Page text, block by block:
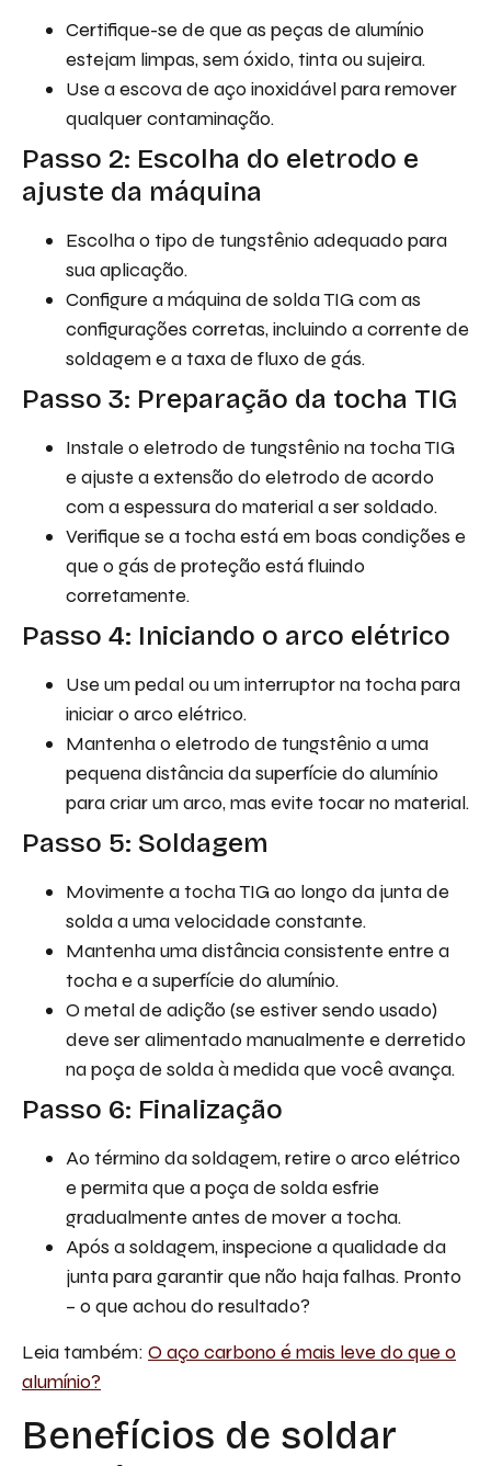
Certifique-se de que as peças de alumínio
estejam limpas, sem óxido, tinta ou sujeira.
Use a escova de aço inoxidável para remover
qualquer contaminação.
Passo 2: Escolha do eletrodo e
ajuste da máquina
Escolha o tipo de tungstênio adequado para
sua aplicação.
Configure a máquina de solda TIG com as
configurações corretas, incluindo a corrente de
soldagem e a taxa de fluxo de gás.
Passo 3: Preparação da tocha TIG
Instale o eletrodo de tungstênio na tocha TIG
e ajuste a extensão do eletrodo de acordo
com a espessura do material a ser soldado.
Verifique se a tocha está em boas condições e
que o gás de proteção está fluindo
corretamente.
Passo 4: Iniciando o arco elétrico
Use um pedal ou um interruptor na tocha para
iniciar o arco elétrico.
Mantenha o eletrodo de tungstênio a uma
pequena distância da superfície do alumínio
para criar um arco, mas evite tocar no material.
Passo 5: Soldagem
Movimente a tocha TIG ao longo da junta de
solda a uma velocidade constante.
Mantenha uma distância consistente entre a
tocha e a superfície do alumínio.
O metal de adição (se estiver sendo usado)
deve ser alimentado manualmente e derretido
na poça de solda à medida que você avança.
Passo 6: Finalização
Ao término da soldagem, retire o arco elétrico
e permita que a poça de solda esfrie
gradualmente antes de mover a tocha.
Após a soldagem, inspecione a qualidade da
junta para garantir que não haja falhas. Pronto
– o que achou do resultado?
Leia também: O aço carbono é mais leve do que o
alumínio?
Benefícios de soldar